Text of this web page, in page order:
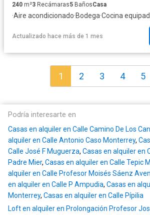
240 m²3 Recámaras5 BañosCasa
·Aire acondicionado·Bodega·Cocina
Actualizado hace más de 1 mes
1 2 3 4 5
Podría interesarte en
Casas en alquiler en Calle Camino De Los
alquiler en Calle Antonio Caso Monterrey,
Calle José F Muguerza, Casas en alquiler en
Padre Mier, Casas en alquiler en Calle Tepic
alquiler en Calle Profesor Moisés Sáenz
en alquiler en Calle P Ampudia, Casas en
Monterrey, Casas en alquiler en Calle Pípilia
Loft en alquiler en Prolongación Profesor